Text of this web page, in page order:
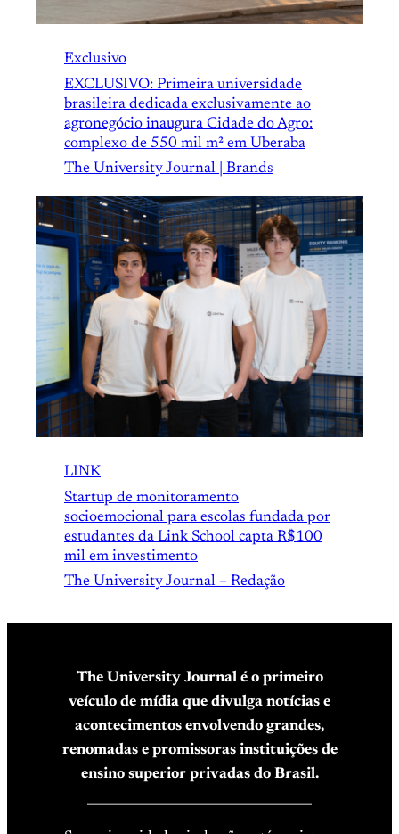
Exclusivo
EXCLUSIVO: Primeira universidade
brasileira dedicada exclusivamente ao
agronegócio inaugura Cidade do Agro:
complexo de 550 mil m² em Uberaba
The University Journal | Brands
LINK
Startup de monitoramento
socioemocional para escolas fundada por
estudantes da Link School capta R$100
mil em investimento
The University Journal – Redação
The University Journal é o primeiro
veículo de mídia que divulga notícias e
acontecimentos envolvendo grandes,
renomadas e promissoras instituições de
ensino superior privadas do Brasil.